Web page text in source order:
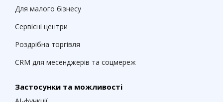
Для малого бізнесу
Сервісні центри
Роздрібна торгівля
CRM для месенджерів та соцмереж
Застосунки та можливості